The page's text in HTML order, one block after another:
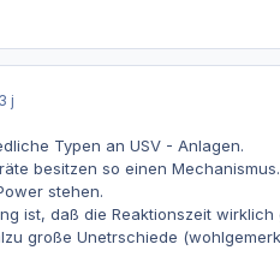
j
Typen an USV - Anlagen.
besitzen so einen
stehen.
ist, daß die Reaktionszeit wirklich
große Unetrschiede